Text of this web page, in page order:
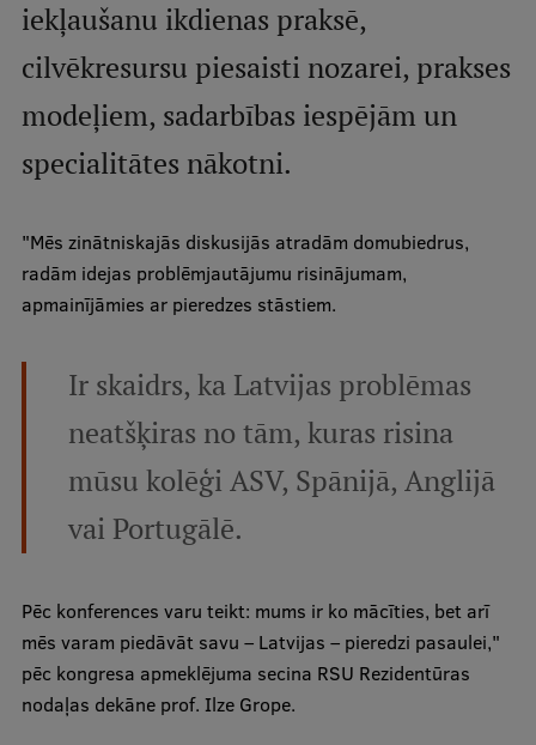
Struktūra
Vēsture un tradīcijas
Identitāte
RSU fonds
Muzeji un ekspozīcijas
Ģerbonis
Virtuālā tūre
Ilgtspējīga attīstība
Studiju un vides pieejamība
Suvenīri un grāmatas
iekļaušanu ikdienas praksē,
cilvēkresursu piesaisti nozarei, prakses
modeļiem, sadarbības iespējām un
specialitātes nākotni.
"Mēs zinātniskajās diskusijās atradām domubiedrus,
radām idejas problēmjautājumu risinājumam,
apmainījāmies ar pieredzes stāstiem.
Ir skaidrs, ka Latvijas problēmas
neatšķiras no tām, kuras risina
mūsu kolēģi ASV, Spānijā, Anglijā
vai Portugālē.
Pēc konferences varu teikt: mums ir ko mācīties, bet arī
mēs varam piedāvāt savu – Latvijas – pieredzi pasaulei,"
pēc kongresa apmeklējuma secina RSU Rezidentūras
nodaļas dekāne prof. Ilze Grope.